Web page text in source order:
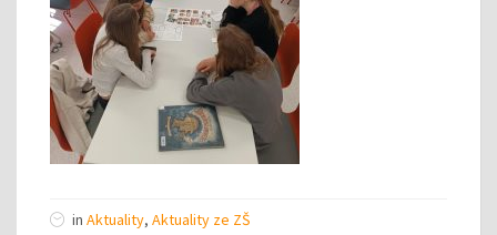
in Aktuality, Aktuality ze ZŠ